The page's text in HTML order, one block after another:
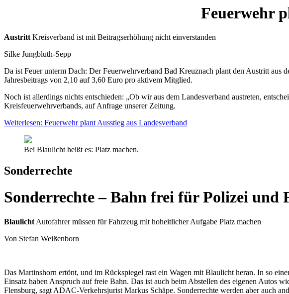
Feuerwehr
Austritt Kreisverband ist mit Beitragserhöhung nicht einverstanden
Silke Jungbluth-Sepp
Da ist Feuer unterm Dach: Der Feuerwehrverband Bad Kreuznach plant den Austritt aus
Jahresbeitrags von 2,10 auf 3,60 Euro pro aktivem Mitglied.
Noch ist allerdings nichts entschieden: „Ob wir aus dem Landesverband austreten,
Kreisfeuerwehrverbands, auf Anfrage unserer Zeitung.
Weiterlesen: Feuerwehr plant Ausstieg aus Landesverband
Bei Blaulicht heißt es: Platz machen.
Sonderrechte
Sonderrechte – Bahn frei für Polizei und
Blaulicht Autofahrer müssen für Fahrzeug mit hoheitlicher Aufgabe Platz machen
Von Stefan Weißenborn
Das Martinshorn ertönt, und im Rückspiegel rast ein Wagen mit Blaulicht heran. In so
Einsatz haben Anspruch auf freie Bahn. Das ist auch beim Abstellen des eigenen Autos
Flensburg, sagt ADAC-Verkehrsjurist Markus Schäpe. Sonderrechte werden aber auch